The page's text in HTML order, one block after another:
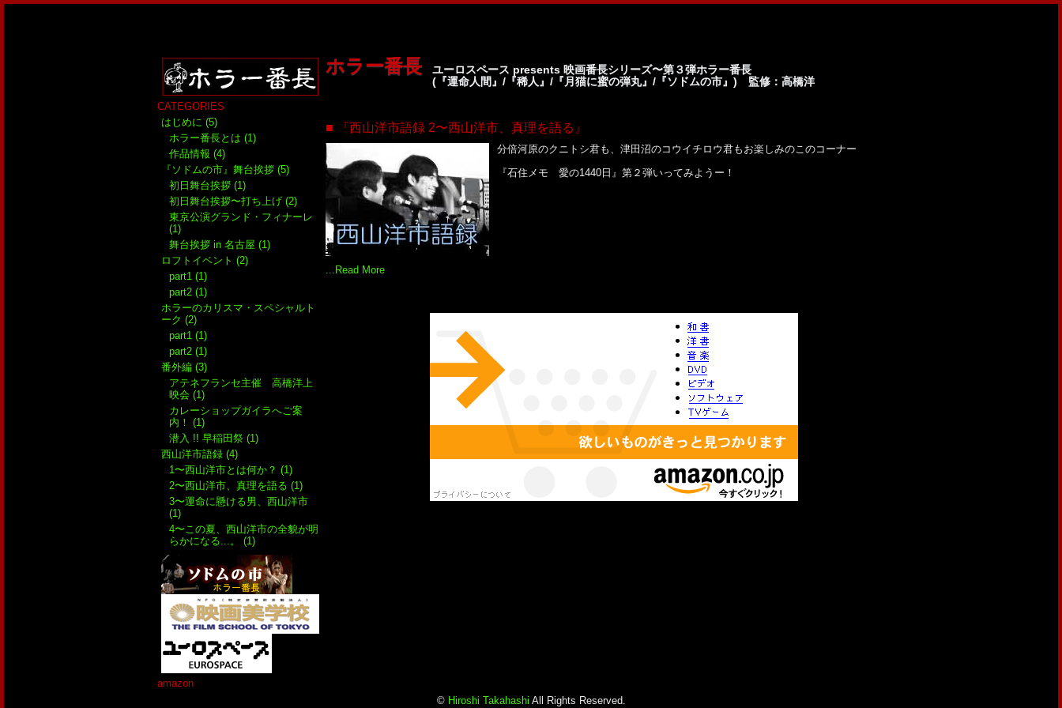
ホラー番長
ユーロスペース presents 映画番長シリーズ〜第３弾ホラー番長
(『運命人間』/『稀人』/『月猫に蜜の弾丸』/『ソドムの市』) 監修：高橋洋
■ 『西山洋市語録 2〜西山洋市、真理を語る』
分倍河原のクニトシ君も、津田沼のコウイチロウ君もお楽しみのこのコーナー
『石住メモ 愛の1440日』第２弾いってみようー！
...Read More
CATEGORIES
はじめに (5)
ホラー番長とは (1)
作品情報 (4)
『ソドムの市』舞台挨拶 (5)
初日舞台挨拶 (1)
初日舞台挨拶〜打ち上げ (2)
東京公演グランド・フィナーレ
(1)
舞台挨拶 in 名古屋 (1)
ロフトイベント (2)
part1 (1)
part2 (1)
ホラーのカリスマ・スペシャルト
ーク (2)
part1 (1)
part2 (1)
番外編 (3)
アテネフランセ主催 高橋洋上
映会 (1)
カレーショップガイラへご案
内！ (1)
潜入 !! 早稲田祭 (1)
西山洋市語録 (4)
1〜西山洋市とは何か？ (1)
2〜西山洋市、真理を語る (1)
3〜運命に懸ける男、西山洋市
(1)
4〜この夏、西山洋市の全貌が明
らかになる...。 (1)
amazon
© Hiroshi Takahashi All Rights Reserved.